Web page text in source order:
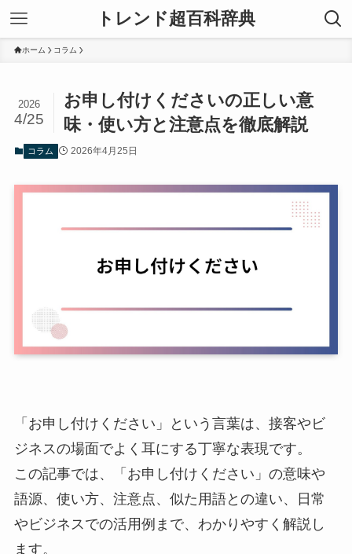
トレンド超百科辞典
ホーム コラム
お申し付けくださいの正しい意
味・使い方と注意点を徹底解説
2026
4/25
コラム 2026年4月25日
「お申し付けください」という言葉は、接客やビ
ジネスの場面でよく耳にする丁寧な表現です。
この記事では、「お申し付けください」の意味や
語源、使い方、注意点、似た用語との違い、日常
やビジネスでの活用例まで、わかりやすく解説し
ます。